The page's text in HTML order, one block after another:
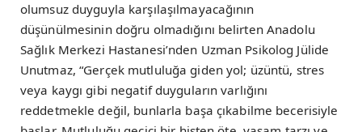
olumsuz duyguyla karşılaşılmayacağının
düşünülmesinin doğru olmadığını belirten Anadolu
Sağlık Merkezi Hastanesi’nden Uzman Psikolog Jülide
Unutmaz, “Gerçek mutluluğa giden yol; üzüntü, stres
veya kaygı gibi negatif duyguların varlığını
reddetmekle değil, bunlarla başa çıkabilme becerisiyle